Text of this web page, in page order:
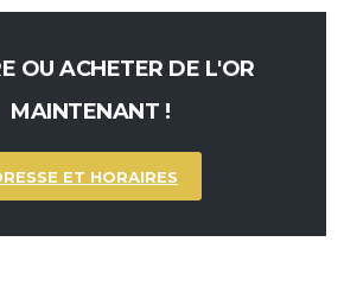
OU ACHETER DE L'OR
MAINTENANT !
ET HORAIRES